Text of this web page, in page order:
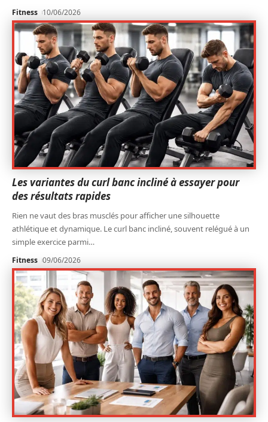
Fitness 10/06/2026
Les variantes du curl banc incliné à essayer pour
des résultats rapides
Rien ne vaut des bras musclés pour afficher une silhouette
athlétique et dynamique. Le curl banc incliné, souvent relégué à un
simple exercice parmi…
Fitness 09/06/2026